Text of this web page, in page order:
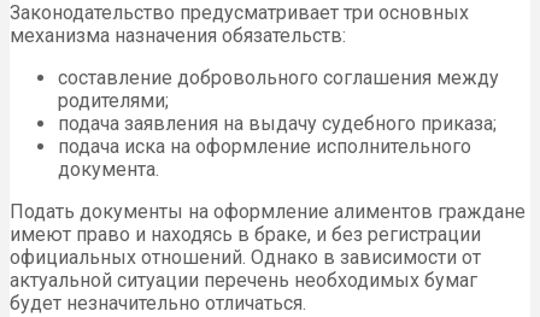
Законодательство предусматривает три основных
механизма назначения обязательств:
составление добровольного соглашения между
родителями;
подача заявления на выдачу судебного приказа;
подача иска на оформление исполнительного
документа.
Подать документы на оформление алиментов граждане
имеют право и находясь в браке, и без регистрации
официальных отношений. Однако в зависимости от
актуальной ситуации перечень необходимых бумаг
будет незначительно отличаться.